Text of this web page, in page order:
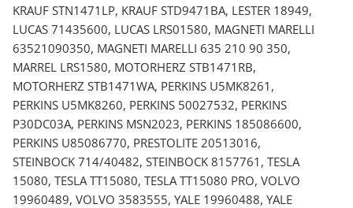
KRAUF STN1471LP, KRAUF STD9471BA, LESTER 18949,
LUCAS 71435600, LUCAS LRS01580, MAGNETI MARELLI
63521090350, MAGNETI MARELLI 635 210 90 350,
MARREL LRS1580, MOTORHERZ STB1471RB,
MOTORHERZ STB1471WA, PERKINS U5MK8261,
PERKINS U5MK8260, PERKINS 50027532, PERKINS
P30DC03A, PERKINS MSN2023, PERKINS 185086600,
PERKINS U85086770, PRESTOLITE 20513016,
STEINBOCK 714/40482, STEINBOCK 8157761, TESLA
15080, TESLA TT15080, TESLA TT15080 PRO, VOLVO
19960489, VOLVO 3583555, YALE 19960488, YALE